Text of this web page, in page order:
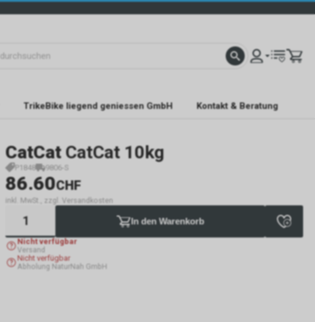
TrikeBike liegend geniessen GmbH Kontakt & Beratung
CatCat CatCat 10kg
P1848 9806-S
86.60CHF
inkl. MwSt., zzgl. Versandkosten
In den Warenkorb
Nicht verfügbar
Versand
Nicht verfügbar
Abholung NaturNah GmbH